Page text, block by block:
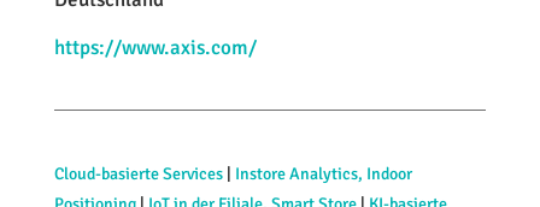
https://www.axis.com/
Cloud-basierte Services| Instore Analytics, Indoor